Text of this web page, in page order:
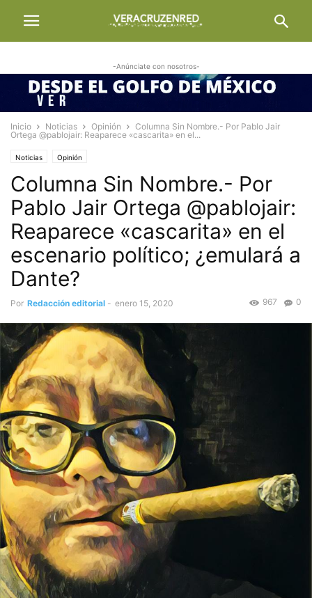
-Anúnciate con nosotros-
Inicio Noticias Opinión
Columna Sin Nombre.- Por Pablo Jair
Ortega @pablojair: Reaparece «cascarita» en el...
Noticias Opinión
Columna Sin Nombre.- Por
Pablo Jair Ortega @pablojair:
Reaparece «cascarita» en el
escenario político; ¿emulará a
Dante?
Por Redacción editorial - enero 15, 2020 0
967